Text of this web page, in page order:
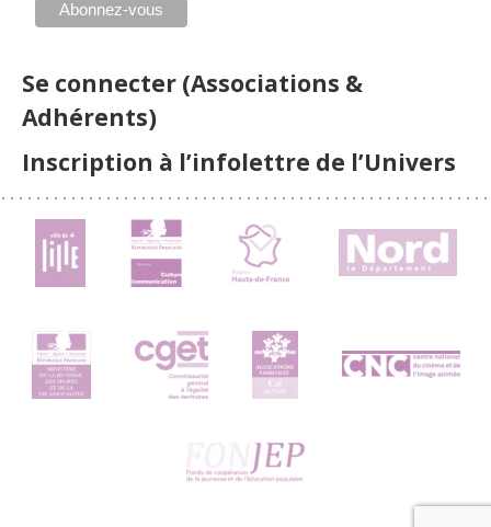
Se connecter (Associations &
Adhérents)
Inscription à l’infolettre de l’Univers